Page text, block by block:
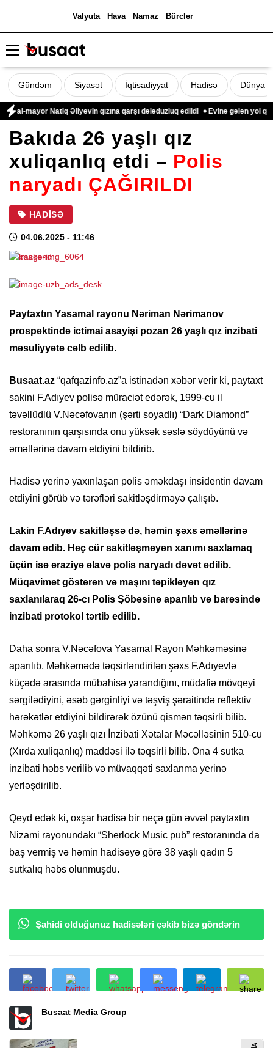
Valyuta Hava Namaz Bürclər
Gündəm Siyasət İqtisadiyyat Hadisə Dünya
mayor Natiq Əliyevin qızına qarşı dələduzluq edildi Evinə gələn yol
Bakıda 26 yaşlı qız
xuliqanlıq etdi – Polis
naryadı ÇAĞIRILDI
HADISƏ
04.06.2025 - 11:46
Paytaxtın Yasamal rayonu Nəriman Nərimanov
prospektində ictimai asayişi pozan 26 yaşlı qız inzibati
məsuliyyətə cəlb edilib.
Busaat.az “qafqazinfo.az”a istinadən xəbər verir ki, paytaxt
sakini F.Adıyev polisə müraciət edərək, 1999-cu il
təvəllüdlü V.Nəcəfovanın (şərti soyadlı) “Dark Diamond”
restoranının qarşısında onu yüksək səslə söydüyünü və
əməllərinə davam etdiyini bildirib.
Hadisə yerinə yaxınlaşan polis əməkdaşı insidentin davam
etdiyini görüb və tərəfləri sakitləşdirməyə çalışıb.
Lakin F.Adıyev sakitləşsə də, həmin şəxs əməllərinə
davam edib. Heç cür sakitləşməyən xanımı saxlamaq
üçün isə əraziyə əlavə polis naryadı dəvət edilib.
Müqavimət göstərən və maşını təpikləyən qız
saxlanılaraq 26-cı Polis Şöbəsinə aparılıb və barəsində
inzibati protokol tərtib edilib.
Daha sonra V.Nəcəfova Yasamal Rayon Məhkəməsinə
aparılıb. Məhkəmədə təqsirləndirilən şəxs F.Adıyevlə
küçədə arasında mübahisə yarandığını, müdafiə mövqeyi
sərgilədiyini, əsəb gərginliyi və təşviş şəraitində reflektiv
hərəkətlər etdiyini bildirərək özünü qismən təqsirli bilib.
Məhkəmə 26 yaşlı qızı İnzibati Xətalar Məcəlləsinin 510-cu
(Xırda xuliqanlıq) maddəsi ilə təqsirli bilib. Ona 4 sutka
inzibati həbs verilib və müvaqqəti saxlanma yerinə
yerləşdirilib.
Qeyd edək ki, oxşar hadisə bir neçə gün əvvəl paytaxtın
Nizami rayonundakı “Sherlock Music pub” restoranında da
baş vermiş və həmin hadisəyə görə 38 yaşlı qadın 5
sutkalıq həbs olunmuşdu.
Şahidi olduğunuz hadisələri çəkib bizə göndərin
Busaat Media Group